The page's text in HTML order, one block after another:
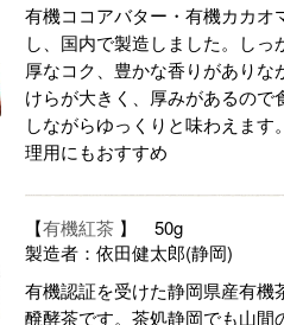
有機ココアバター・有機カカ
し、国内で製造しました。し
厚なコク、豊かな香りがあり
けらが大きく、厚みがあるの
しながらゆっくりと味わえま
理用にもおすすめ
【有機紅茶 】 50g
製造者：依田健太郎(静岡)
有機認証を受けた静岡県産有
醗酵茶です。茶処静岡でも山